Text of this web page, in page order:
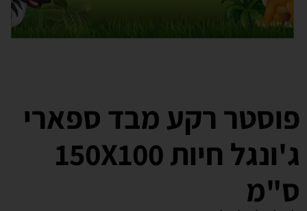
פוסטר רקע מבד ספארי
ג'ונגל חיות 150X100
ס"מ